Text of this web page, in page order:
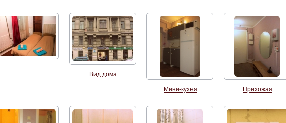
Вид дома
Мини-кухня Прихожая